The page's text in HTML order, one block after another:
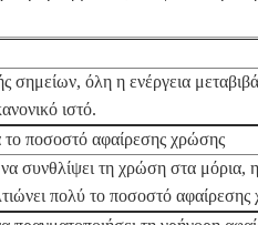
όλη η ενέργεια
ιστό.
το ποσοστό αφαίρεσης χρώσης
συνθλίψει τη χρώση στα μόρια, η
πολύ το ποσοστό